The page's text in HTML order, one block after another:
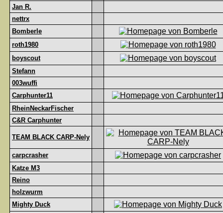
Jan R.
nettrx
Bomberle
roth1980
boyscout
Stefann
003wuffi
Carphunter11
RheinNeckarFischer
C&R Carphunter
TEAM BLACK CARP-Nely
carpcrasher
Katze M3
Reino
holzwurm
Mighty Duck